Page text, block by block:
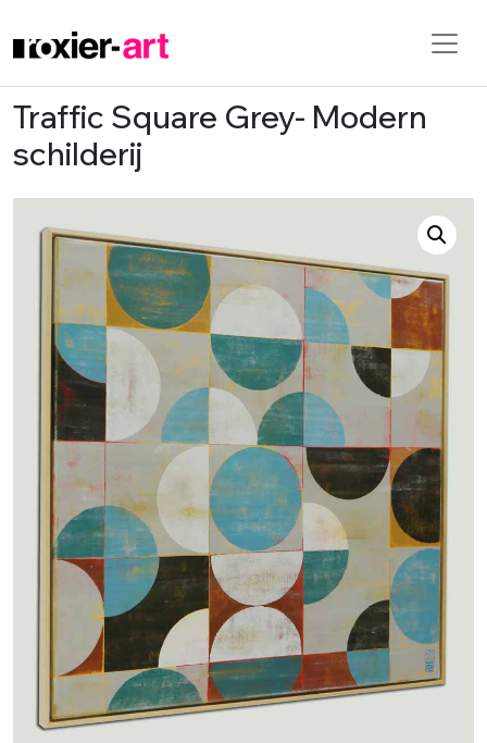
Skip to main content
Traffic Square Grey- Modern
schilderij